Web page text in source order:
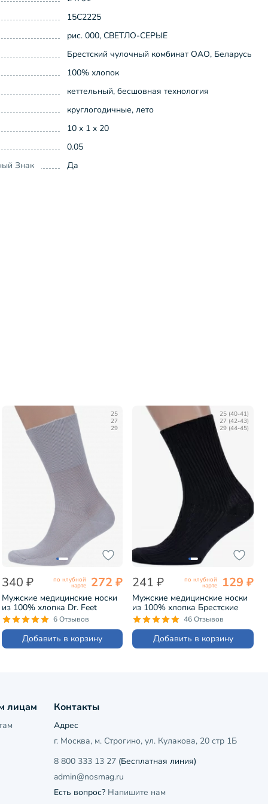
15С2225
рис. 000, СВЕТЛО-СЕРЫЕ
Брестский чулочный комбинат ОАО, Беларусь
100% хлопок
кеттельный, бесшовная технология
круглогодичные, лето
10 x 1 x 20
0.05
Знак
Да
25
27
29
340 ₽ по клубной
карте 272 ₽
Мужские медицинские носки
из 100% хлопка Dr. Feet
СВЕТЛО-СЕРЫЕ (15DF2)
6 Отзывов
Добавить в корзину
25 (40-41)
27 (42-43)
29 (44-45)
241 ₽ по клубной
карте 129 ₽
Мужские медицинские носки
из 100% хлопка Брестские
(БЧК) рис. 009, ЧЕРНЫЕ
(14С2221)
46 Отзывов
Добавить в корзину
лицам Контакты
Адрес
г. Москва, м. Строгино, ул. Кулакова, 20 стр 1Б
8 800 333 13 27(Бесплатная линия)
admin@nosmag.ru
Есть вопрос? Напишите нам